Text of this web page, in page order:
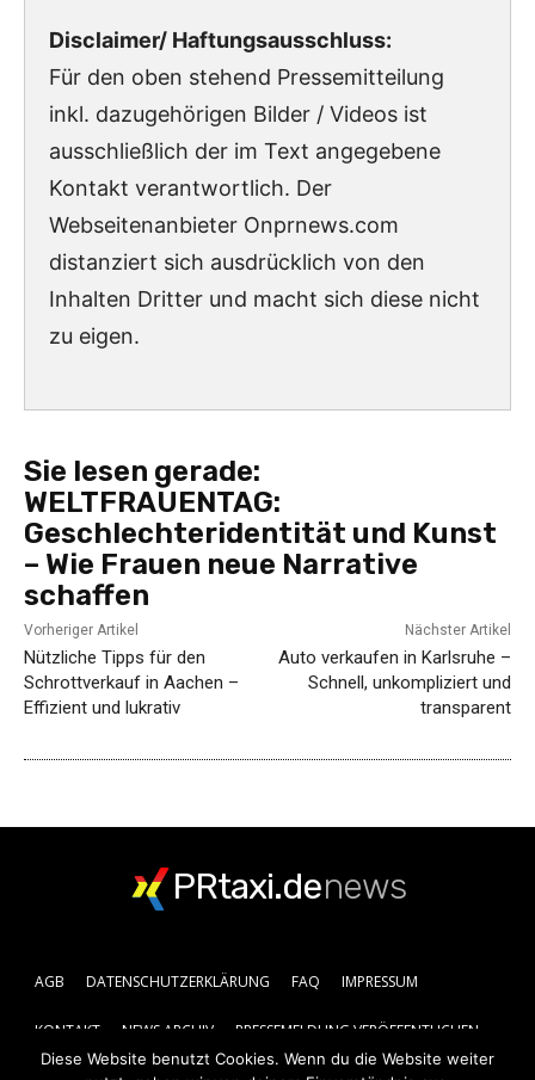
Disclaimer/ Haftungsausschluss:
Für den oben stehend Pressemitteilung
inkl. dazugehörigen Bilder / Videos ist
ausschließlich der im Text angegebene
Kontakt verantwortlich. Der
Webseitenanbieter Onprnews.com
distanziert sich ausdrücklich von den
Inhalten Dritter und macht sich diese nicht
zu eigen.
Sie lesen gerade:
WELTFRAUENTAG:
Geschlechteridentität und Kunst
– Wie Frauen neue Narrative
schaffen
Vorheriger Artikel
Nützliche Tipps für den
Schrottverkauf in Aachen –
Effizient und lukrativ
Nächster Artikel
Auto verkaufen in Karlsruhe –
Schnell, unkompliziert und
transparent
PRtaxi.denews
AGB DATENSCHUTZERKLÄRUNG FAQ IMPRESSUM
KONTAKT NEWS ARCHIV PRESSEMELDUNG VERÖFFENTLICHEN
Diese Website benutzt Cookies. Wenn du die Website weiter